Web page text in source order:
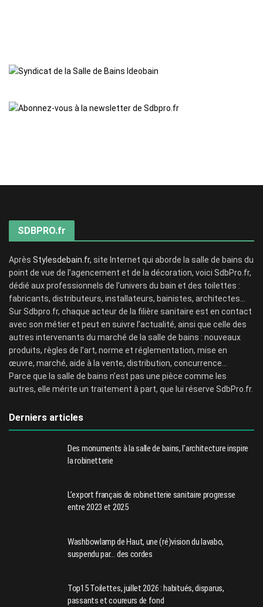
SDBPRO.fr
Après Stylesdebain.fr, site Internet qui aborde la salle de bains du
point de vue de l’agencement et de la décoration, voici SdbPro.fr,
dédié aux professionnels de l’univers du bain et des toilettes :
fabricants, distributeurs, installateurs, bainistes, architectes…
Sur Sdbpro.fr, chaque acteur de la filière sanitaire est en contact
avec son métier et peut en suivre l’actualité, ainsi que celle des
autres intervenants du marché de la salle de bains : nouveaux
produits, règles de l’art, norme et réglementation, mise en
œuvre, marché, aide à la vente, distribution, concurrence…
Parce que la salle de bains n’est pas une pièce comme les
autres, elle mérite un traitement à part, que lui réserve SdbPro.fr.
Derniers articles
Des monuments à la salle de bains, l’architecture inspire
la robinetterie
L’export français de robinetterie sanitaire progresse
entre 2023 et 2025
Washbowlamp de Haut, une (ré)vision du lavabo,
suspendu par… des cordes
Top15 Toilettes, juillet 2026 : habitués, disparus,
passants et coureurs de fond